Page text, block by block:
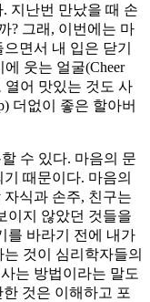
지난번 만났을 때 손
? 그래, 이번에는 마
면서 내 입은 닫기
에 웃는 얼굴(Cheer
열어 맛있는 것도 사
더없이 좋은 할아버
수 있다. 마음의 문
때문이다. 마음의
식과 손주, 친구는
이지 않았던 것들을
를 바라기 전에 내가
것이 심리학자들의
는 방법이라는 말도
것은 이해하고 포